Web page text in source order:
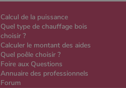
Calcul de la puissance
Quel type de chauffage bois
choisir ?
Calculer le montant des aides
Quel poêle choisir ?
Foire aux Questions
Annuaire des professionnels
Forum